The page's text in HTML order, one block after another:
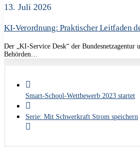
13. Juli 2026
KI-Verordnung: Praktischer Leitfaden
Der „KI-Service Desk“ der Bundesnetzagentur
Behörden…
Smart-School-Wettbewerb 2023 startet
Serie: Mit Schwerkraft Strom speichern